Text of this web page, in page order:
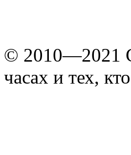
© 2010—2021
часах и тех,